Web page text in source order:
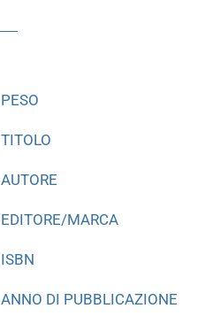
PESO
TITOLO
AUTORE
EDITORE/MARCA
ISBN
ANNO DI PUBBLICAZIONE